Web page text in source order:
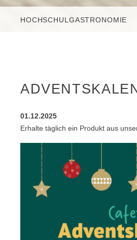
HOCHSCHULGASTRONOMIE
01.12.2025
Erhalte täglich ein Produkt aus